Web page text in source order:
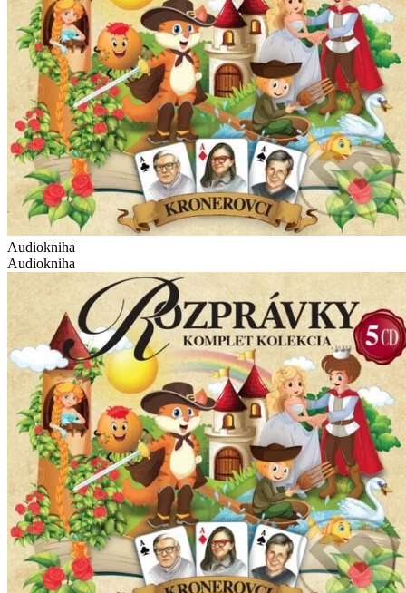
Audiokniha
Audiokniha